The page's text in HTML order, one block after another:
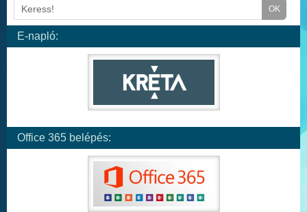
E-napló:
Office 365 belépés: